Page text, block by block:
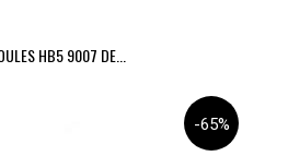
HB5 9007 DE...
-65%